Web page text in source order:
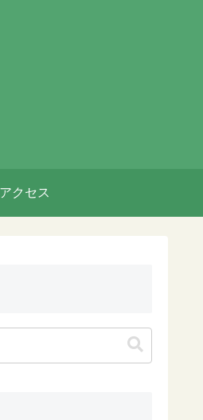
アクセス